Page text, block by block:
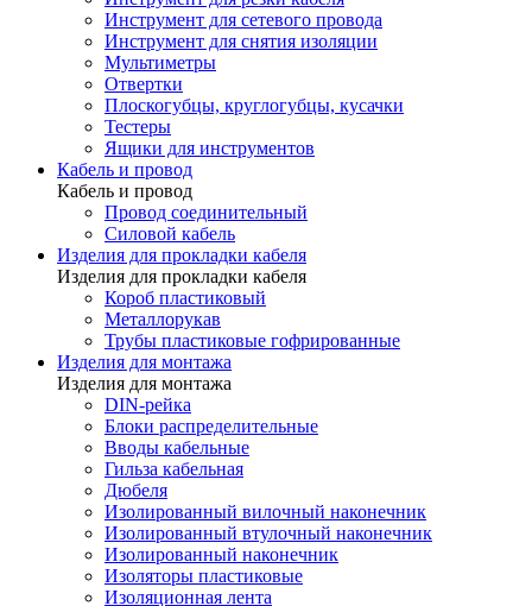
Инструмент для сетевого провода
Инструмент для снятия изоляции
Мультиметры
Отвертки
Плоскогубцы, круглогубцы, кусачки
Тестеры
Ящики для инструментов
Кабель и провод
Кабель и провод
Провод соединительный
Силовой кабель
Изделия для прокладки кабеля
Изделия для прокладки кабеля
Короб пластиковый
Металлорукав
Трубы пластиковые гофрированные
Изделия для монтажа
Изделия для монтажа
DIN-рейка
Блоки распределительные
Вводы кабельные
Гильза кабельная
Дюбеля
Изолированный вилочный наконечник
Изолированный втулочный наконечник
Изолированный наконечник
Изоляторы пластиковые
Изоляционная лента